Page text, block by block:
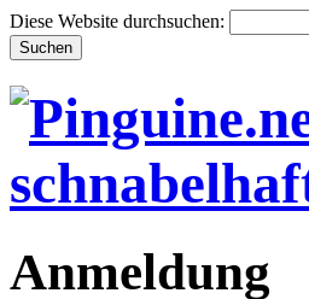
Diese Website durchsuchen:
Anmeldung